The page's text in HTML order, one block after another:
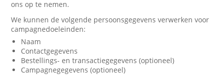
ons op te nemen.
We kunnen de volgende persoonsgegevens verwerken voor
campagnedoeleinden:
Naam
Contactgegevens
Bestellings- en transactiegegevens (optioneel)
Campagnegegevens (optioneel)